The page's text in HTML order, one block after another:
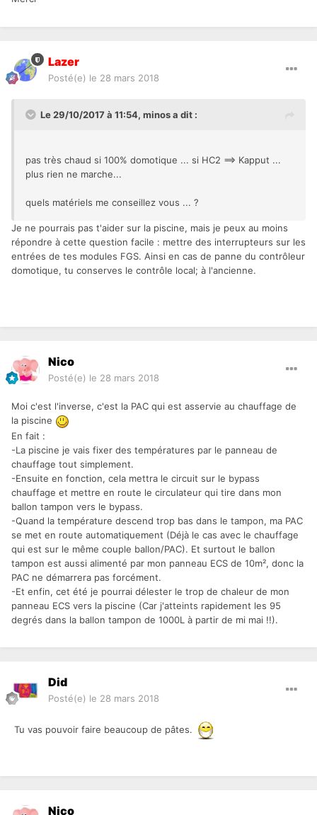
Lazer
Posté(e) le 28 mars 2018
Le 29/10/2017 à 11:54, minosa dit :
pas très chaud si 100% domotique ... si HC2 ==> Kapput ...
plus rien ne marche...
quels matériels me conseillez vous ... ?
Je ne pourrais pas t'aider sur la piscine, mais je peux au moins
répondre à cette question facile : mettre des interrupteurs sur les
entrées de tes modules FGS. Ainsi en cas de panne du contrôleur
domotique, tu conserves le contrôle local; à l'ancienne.
Nico
Posté(e) le 28 mars 2018
Moi c'est l'inverse, c'est la PAC qui est asservie au chauffage de
la piscine
En fait :
-La piscine je vais fixer des températures par le panneau de
chauffage tout simplement.
-Ensuite en fonction, cela mettra le circuit sur le bypass
chauffage et mettre en route le circulateur qui tire dans mon
ballon tampon vers le bypass.
-Quand la température descend trop bas dans le tampon, ma PAC
se met en route automatiquement (Déjà le cas avec le chauffage
qui est sur le même couple ballon/PAC). Et surtout le ballon
tampon est aussi alimenté par mon panneau ECS de 10m², donc la
PAC ne démarrera pas forcément.
-Et enfin, cet été je pourrai délester le trop de chaleur de mon
panneau ECS vers la piscine (Car j'atteints rapidement les 95
degrés dans la ballon tampon de 1000L à partir de mi mai !!).
Did
Posté(e) le 28 mars 2018
Tu vas pouvoir faire beaucoup de pâtes.
Nico